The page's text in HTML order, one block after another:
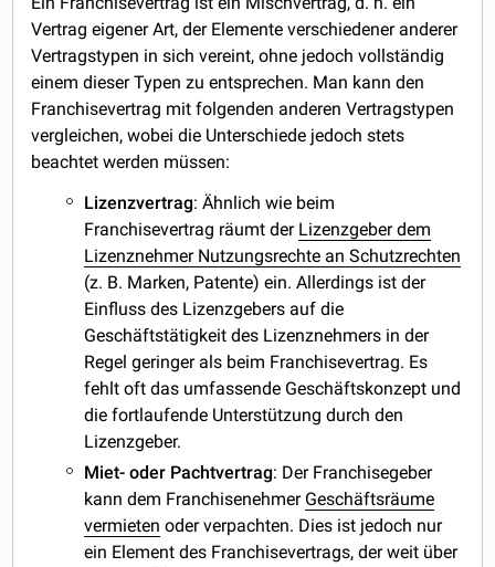
Vertrag eigener Art, der Elemente verschiedener anderer
Vertragstypen in sich vereint, ohne jedoch vollständig
einem dieser Typen zu entsprechen. Man kann den
Franchisevertrag mit folgenden anderen Vertragstypen
vergleichen, wobei die Unterschiede jedoch stets
beachtet werden müssen:
Lizenzvertrag: Ähnlich wie beim
Franchisevertrag räumt der Lizenzgeber dem
Lizenznehmer Nutzungsrechte an Schutzrechten
(z. B. Marken, Patente) ein. Allerdings ist der
Einfluss des Lizenzgebers auf die
Geschäftstätigkeit des Lizenznehmers in der
Regel geringer als beim Franchisevertrag. Es
fehlt oft das umfassende Geschäftskonzept und
die fortlaufende Unterstützung durch den
Lizenzgeber.
Miet- oder Pachtvertrag: Der Franchisegeber
kann dem Franchisenehmer Geschäftsräume
vermieten oder verpachten. Dies ist jedoch nur
ein Element des Franchisevertrags, der weit über